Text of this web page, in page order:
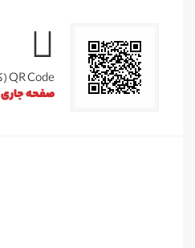
QR Code (کیوآر کد)
صفحه جاری